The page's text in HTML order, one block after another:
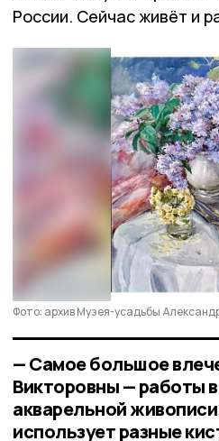
России. Сейчас живёт и
Фото: архив Музея-усадьбы
— Самое большое
Викторовны — работы
акварельной
использует разные